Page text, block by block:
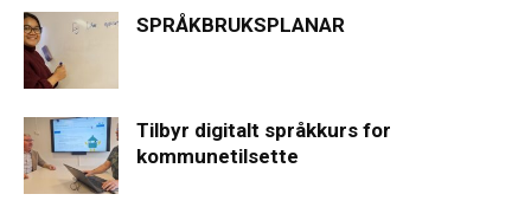
SPRÅKBRUKSPLANAR
Tilbyr digitalt språkkurs for
kommunetilsette